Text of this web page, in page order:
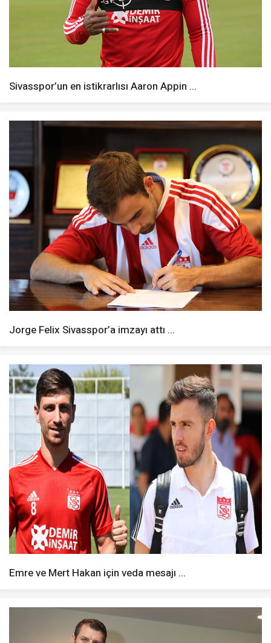
Sivasspor’un en istikrarlısı Aaron Appin ...
Jorge Felix Sivasspor’a imzayı attı ...
Emre ve Mert Hakan için veda mesajı ...